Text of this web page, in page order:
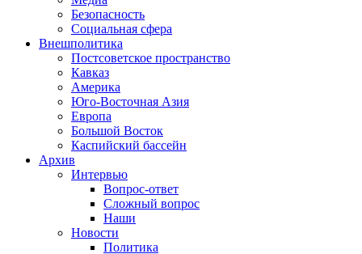
Безопасность
Социальная сфера
Внешполитика
Постсоветское пространство
Кавказ
Америка
Юго-Восточная Азия
Европа
Большой Восток
Каспийский бассейн
Архив
Интервью
Вопрос-ответ
Сложный вопрос
Наши
Новости
Политика